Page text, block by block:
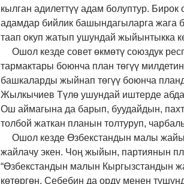
кылган адилеттүү адам болуптур.
адамдар бийлик башындагыларга жага
таап окуп жатып ушундай жыйынтыкка
Ошол кезде совет өкмөтү союздук
тармактары боюнча план төгүү
башкаларды жыйнап төгүү боюнча
Жылкычиев Түлө ушундай иштерде
Ош аймагына да барып, буудайдын,
толбой жаткан планын толтуруп,
Ошол кезде Өзбекстандын малы
жайлачу экен. Чоң жыйын, партиянын
“Өзбекстандын малын Кыргызстандын
көтөргөн. Себебин да орду менен